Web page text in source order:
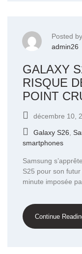
Posted by
admin26
GALAXY
RISQUE
POINT
décembre 10,
Galaxy S26,
smartphones
Samsung
S25 pour son
minute imposée
Continue